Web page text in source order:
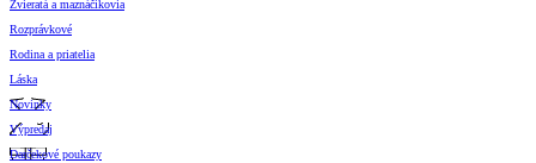
Zvieratá a maznáčikovia
Rozprávkové
Rodina a priatelia
Láska
Novinky
Výpredaj
Darčekové poukazy